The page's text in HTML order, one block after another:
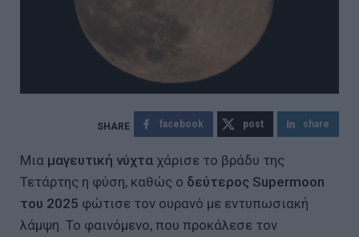
facebook post share
Μια μαγευτική νύχτα χάρισε το βράδυ της
Τετάρτης η φύση, καθώς ο δεύτερος Supermoon
του 2025 φώτισε τον ουρανό με εντυπωσιακή
λάμψη. Το φαινόμενο, που προκάλεσε τον